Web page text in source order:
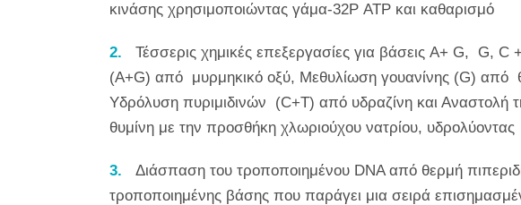
κινάσης χρησιμοποιώντας γάμα-32P ATP και καθαρισμό
Τέσσερις χημικές επεξεργασίες για βάσεις A+ G, G,
(A+G) από μυρμηκικό οξύ, Μεθυλίωση γουανίνης (G) από
Υδρόλυση πυριμιδινών (C+T) από υδραζίνη και Αναστολή
θυμίνη με την προσθήκη χλωριούχου νατρίου,
Διάσπαση του τροποποιημένου DNA από θερμή
τροποποιημένης βάσης που παράγει μια σειρά